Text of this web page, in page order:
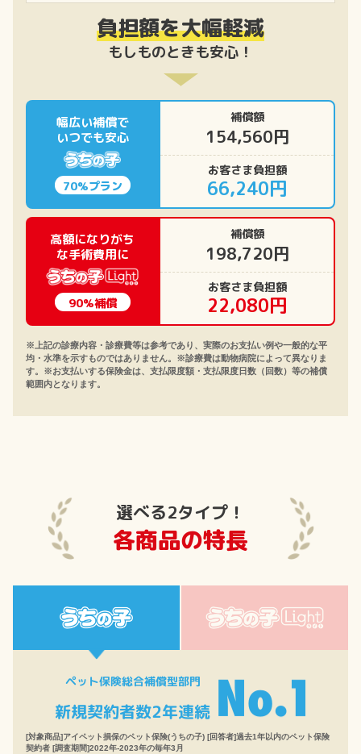
負担額を大幅軽減
もしものときも安心！
幅広い補償で
いつでも安心
70%プラン
補償額
154,560円
お客さま負担額
66,240円
高額になりがち
な手術費用に
90%補償
補償額
198,720円
お客さま負担額
22,080円
※上記の診療内容・診療費等は参考であり、実際のお支払い例や一般的な平
均・水準を示すものではありません。※診療費は動物病院によって異なりま
す。※お支払いする保険金は、支払限度額・支払限度日数（回数）等の補償
範囲内となります。
選べる2タイプ！
各商品の特長
ペット保険総合補償型部門
新規契約者数2年連続
[対象商品]アイペット損保のペット保険(うちの子) [回答者]過去1年以内のペット保険
契約者 [調査期間]2022年-2023年の毎年3月